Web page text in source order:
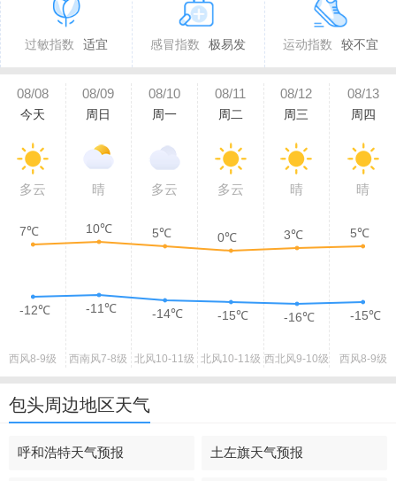
过敏指数 适宜 感冒指数 极易发 运动指数 较不宜
08/08
今天
多云
西风8-9级
08/09
周日
晴
西南风7-8级
08/10
周一
多云
北风10-11级
08/11
周二
多云
北风10-11级
08/12
周三
晴
西北风9-10级
08/13
周四
晴
西风8-9级
7℃ 10℃ 5℃ 0℃ 3℃ 5℃
-12℃ -11℃ -14℃ -15℃ -16℃ -15℃
包头周边地区天气
呼和浩特天气预报 土左旗天气预报